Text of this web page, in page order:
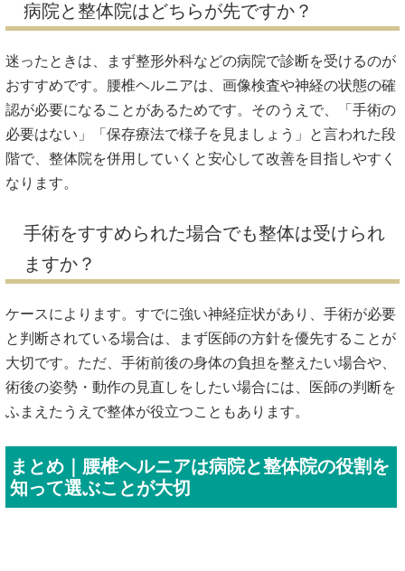
病院と整体院はどちらが先ですか？
迷ったときは、まず整形外科などの病院で診断を受けるのが
おすすめです。腰椎ヘルニアは、画像検査や神経の状態の確
認が必要になることがあるためです。そのうえで、「手術の
必要はない」「保存療法で様子を見ましょう」と言われた段
階で、整体院を併用していくと安心して改善を目指しやすく
なります。
手術をすすめられた場合でも整体は受けられ
ますか？
ケースによります。すでに強い神経症状があり、手術が必要
と判断されている場合は、まず医師の方針を優先することが
大切です。ただ、手術前後の身体の負担を整えたい場合や、
術後の姿勢・動作の見直しをしたい場合には、医師の判断を
ふまえたうえで整体が役立つこともあります。
まとめ｜腰椎ヘルニアは病院と整体院の役割を
知って選ぶことが大切